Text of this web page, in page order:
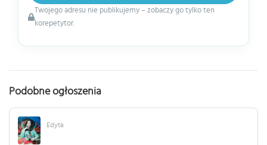
Twojego adresu nie publikujemy – zobaczy go tylko ten
korepetytor.
Podobne ogłoszenia
Edyta